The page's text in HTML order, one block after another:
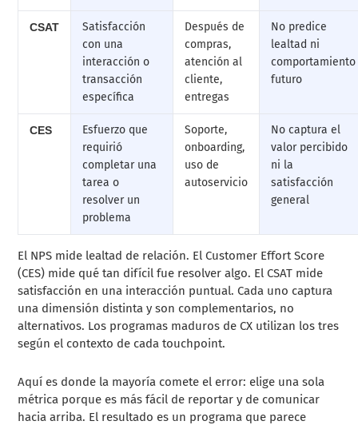
CSAT
Satisfacción
con una
interacción o
transacción
específica
Después de
compras,
atención al
cliente,
entregas
No predice
lealtad ni
comportamiento
futuro
CES
Esfuerzo que
requirió
completar una
tarea o
resolver un
problema
Soporte,
onboarding,
uso de
autoservicio
No captura el
valor percibido
ni la
satisfacción
general
El NPS mide lealtad de relación. El Customer Effort Score
(CES) mide qué tan difícil fue resolver algo. El CSAT mide
satisfacción en una interacción puntual. Cada uno captura
una dimensión distinta y son complementarios, no
alternativos. Los programas maduros de CX utilizan los tres
según el contexto de cada touchpoint.
Aquí es donde la mayoría comete el error: elige una sola
métrica porque es más fácil de reportar y de comunicar
hacia arriba. El resultado es un programa que parece